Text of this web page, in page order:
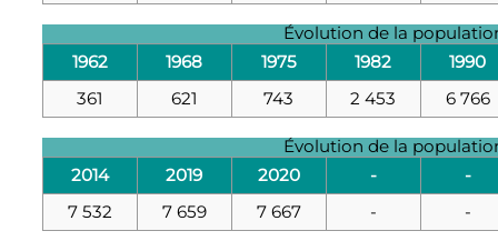
Évolution de la
1962
1968 1975 1982
1990
361
621 743 2 453 6 766
Évolution de la
2014
2019 2020 -
-
7 532
7 659 7 667 - -